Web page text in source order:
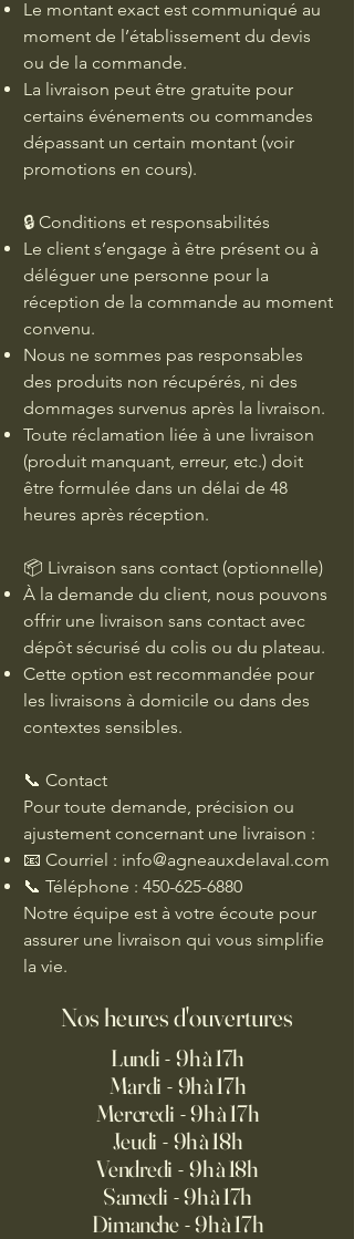
Le montant exact est communiqué au
moment de l’établissement du devis
ou de la commande.
La livraison peut être gratuite pour
certains événements ou commandes
dépassant un certain montant (voir
promotions en cours).
🔒 Conditions et responsabilités
Le client s’engage à être présent ou à
déléguer une personne pour la
réception de la commande au moment
convenu.
Nous ne sommes pas responsables
des produits non récupérés, ni des
dommages survenus après la livraison.
Toute réclamation liée à une livraison
(produit manquant, erreur, etc.) doit
être formulée dans un délai de 48
heures après réception.
📦 Livraison sans contact (optionnelle)
À la demande du client, nous pouvons
offrir une livraison sans contact avec
dépôt sécurisé du colis ou du plateau.
Cette option est recommandée pour
les livraisons à domicile ou dans des
contextes sensibles.
📞 Contact
Pour toute demande, précision ou
ajustement concernant une livraison :
📧 Courriel : info@agneauxdelaval.com
📞 Téléphone : 450-625-6880
Notre équipe est à votre écoute pour
assurer une livraison qui vous simplifie
la vie.
Nos heures d'ouvertures
Lundi - 9h à 17h
Mardi - 9h à 17h
Mercredi - 9h à 17h
Jeudi - 9h à 18h
Vendredi - 9h à 18h
Samedi - 9h à 17h
Dimanche - 9h à 17h